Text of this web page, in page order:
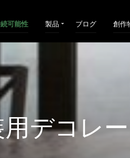
可能性 製品 ブログ 創作
デコレ